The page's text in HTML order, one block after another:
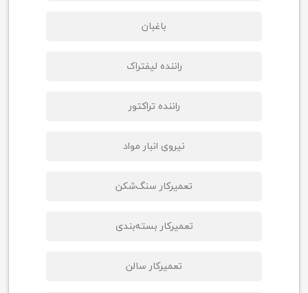
باغبان
راننده لیفتراک
راننده تراکتور
نیروی انبار مواد
تعمیرکار سنگ‌شکن
تعمیرکار بسته‌بندی
تعمیرکار سالن